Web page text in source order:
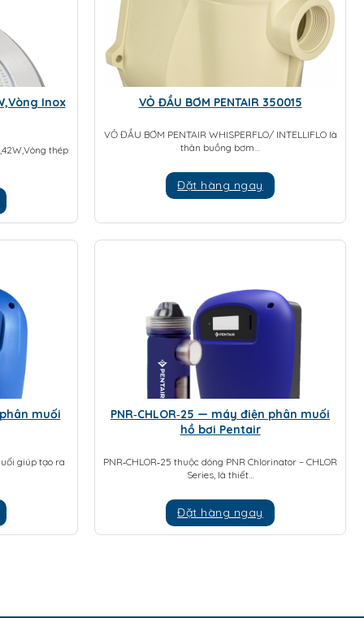
Inox
thép
VỎ ĐẦU BƠM PENTAIR 350015
VỎ ĐẦU BƠM PENTAIR WHISPERFLO/ INTELLIFLO là
thân buồng bơm…
Đặt hàng ngay
muối
giúp tạo ra
PNR‑CHLOR‑25 — máy điện phân muối
hồ bơi Pentair
PNR‑CHLOR‑25 thuộc dòng PNR Chlorinator – CHLOR
Series, là thiết…
Đặt hàng ngay